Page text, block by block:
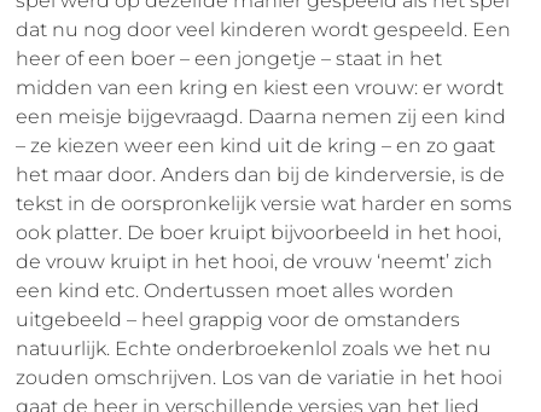
dat nu nog door veel kinderen wordt gespeeld. Een
heer of een boer – een jongetje – staat in het
midden van een kring en kiest een vrouw: er wordt
een meisje bijgevraagd. Daarna nemen zij een kind
– ze kiezen weer een kind uit de kring – en zo gaat
het maar door. Anders dan bij de kinderversie, is de
tekst in de oorspronkelijk versie wat harder en soms
ook platter. De boer kruipt bijvoorbeeld in het hooi,
de vrouw kruipt in het hooi, de vrouw ‘neemt’ zich
een kind etc. Ondertussen moet alles worden
uitgebeeld – heel grappig voor de omstanders
natuurlijk. Echte onderbroekenlol zoals we het nu
zouden omschrijven. Los van de variatie in het hooi
gaat de heer in verschillende versies van het lied